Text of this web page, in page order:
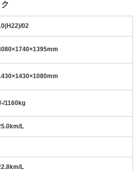
02
×1740×1395mm
×1430×1080mm
1160kg
L
L